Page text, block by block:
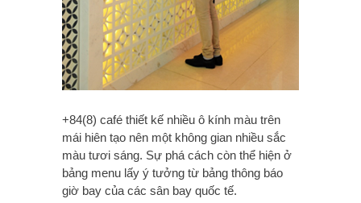
+84(8) café thiết kế nhiều ô kính màu trên
mái hiên tạo nên một không gian nhiều sắc
màu tươi sáng. Sự phá cách còn thể hiện ở
bảng menu lấy ý tưởng từ bảng thông báo
giờ bay của các sân bay quốc tế.